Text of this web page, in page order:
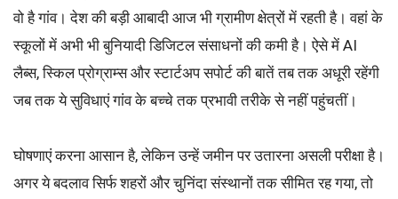
वो है गांव। देश की बड़ी आबादी आज भी ग्रामीण क्षेत्रों में रहती है। वहां के
स्कूलों में अभी भी बुनियादी डिजिटल संसाधनों की कमी है। ऐसे में AI
लैब्स, स्किल प्रोग्राम्स और स्टार्टअप सपोर्ट की बातें तब तक अधूरी रहेंगी
जब तक ये सुविधाएं गांव के बच्चे तक प्रभावी तरीके से नहीं पहुंचतीं।
घोषणाएं करना आसान है, लेकिन उन्हें जमीन पर उतारना असली परीक्षा है।
अगर ये बदलाव सिर्फ शहरों और चुनिंदा संस्थानों तक सीमित रह गया, तो